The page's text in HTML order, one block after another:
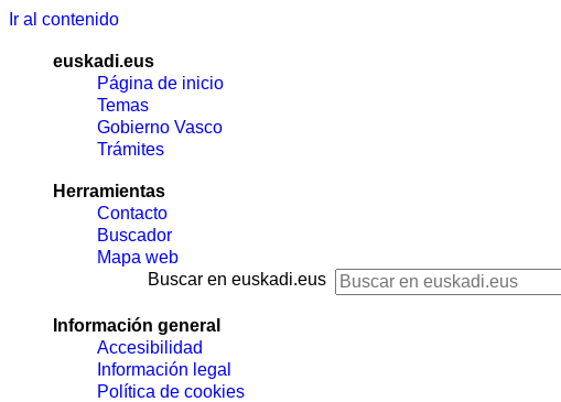
Ir al contenido
euskadi.eus
Página de inicio
Temas
Gobierno Vasco
Trámites
Herramientas
Contacto
Buscador
Mapa web
Buscar en euskadi.eus
Información general
Accesibilidad
Información legal
Política de cookies